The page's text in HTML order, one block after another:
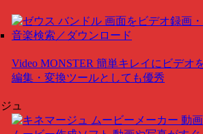
Video MONSTER 簡単キレイにビデオ
編集・変換ツールとしても優秀
ュ